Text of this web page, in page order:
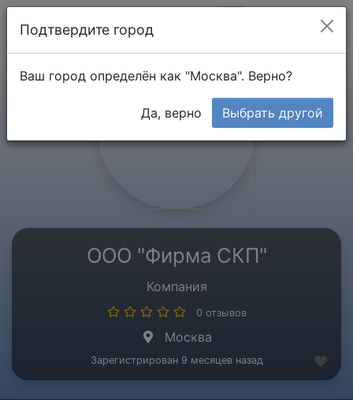
ООО "Фирма СКП"
Компания
0 отзывов
Москва
Зарегистрирован 9 месяцев назад
Подтвердите город
Ваш город определён как "Москва". Верно?
Да, верно Выбрать другой